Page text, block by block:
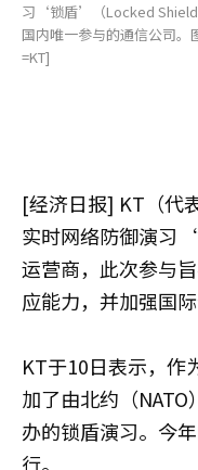
习‘锁盾’（Locked
国内唯一参与的通信公司。
=KT]
[经济日报] KT（代
实时网络防御演习
运营商，此次参与
应能力，并加强国际
KT于10日表示，作
加了由北约（NATO
办的锁盾演习。今
行。